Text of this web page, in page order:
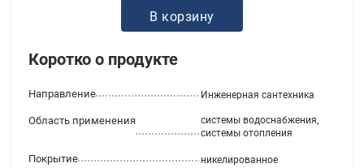
Коротко о продукте
Направление Инженерная сантехника
Область применения
системы водоснабжения,
системы отопления
Покрытие никелированное
В корзину